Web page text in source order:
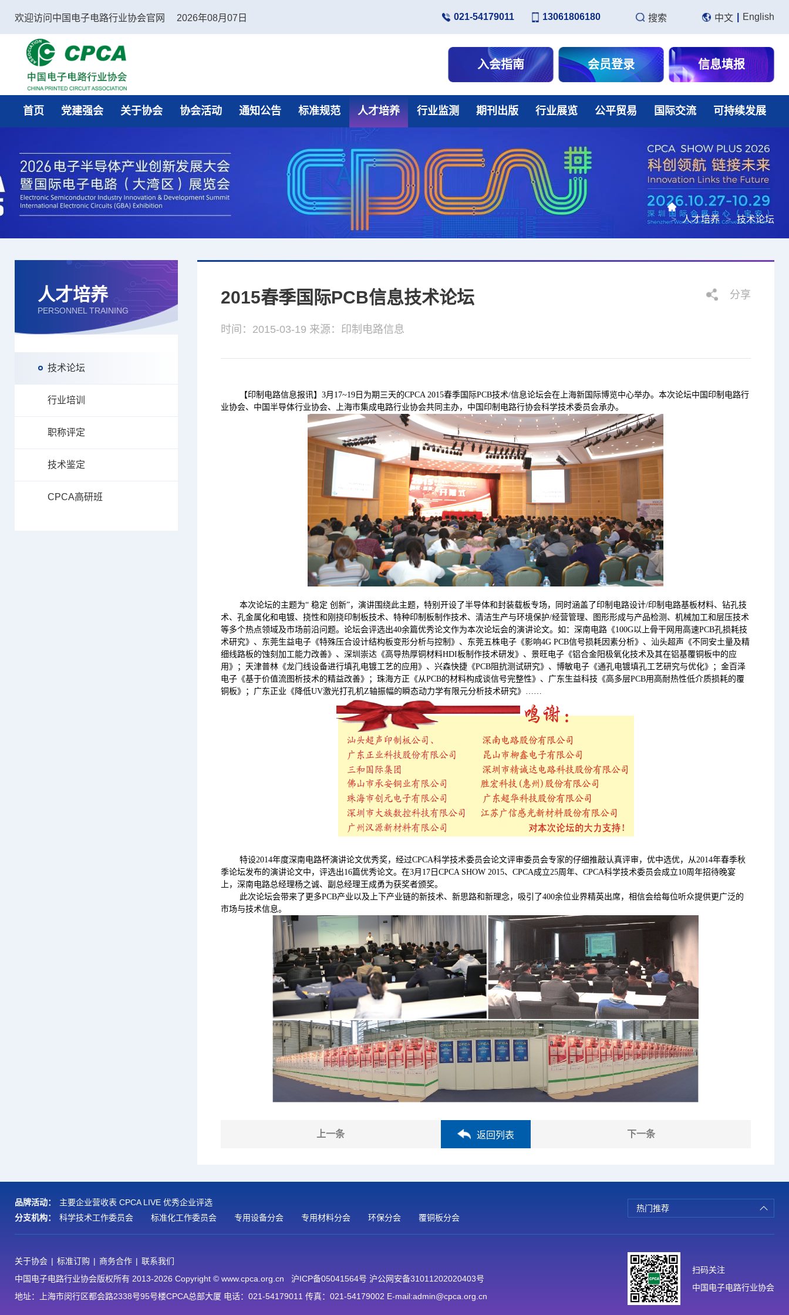
欢迎访问中国电子电路行业协会官网 2026年08月07日 021-54179011 13061806180 搜索 中文 English
中国电子电路行业协会
入会指南 会员登录 信息填报
首页 党建强会 关于协会 协会活动 通知公告 标准规范 人才培养 行业监测 期刊出版 行业展览 公平贸易 国际交流 可持续发展
> 人才培养 > 技术论坛
人才培养
PERSONNEL TRAINING
技术论坛
行业培训
职称评定
技术鉴定
CPCA高研班
2015春季国际PCB信息技术论坛 分享
时间：2015-03-19 来源：印制电路信息
【印制电路信息报讯】3月17~19日为期三天的CPCA 2015春季国际PCB技术/信息论坛会在上海新国际博览中心举办。本次论坛中国印制电路行
业协会、中国半导体行业协会、上海市集成电路行业协会共同主办，中国印制电路行协会科学技术委员会承办。
本次论坛的主题为“ 稳定 创新”，演讲围绕此主题，特别开设了半导体和封装载板专场，同时涵盖了印制电路设计/印制电路基板材料、钻孔技
术、孔金属化和电镀、挠性和刚挠印制板技术、特种印制板制作技术、清洁生产与环境保护/经营管理、图形形成与产品检测、机械加工和层压技术
等多个热点领域及市场前沿问题。论坛会评选出40余篇优秀论文作为本次论坛会的演讲论文。如：深南电路《100G以上骨干网用高速PCB孔损耗技
术研究》、东莞生益电子《特殊压合设计结构板变形分析与控制》、东莞五株电子《影响4G PCB信号损耗因素分析》、汕头超声《不同安土量及精
细线路板的蚀刻加工能力改善》、深圳崇达《高导热厚铜材料HDI板制作技术研发》、景旺电子《铝合金阳极氧化技术及其在铝基覆铜板中的应
用》；天津普林《龙门线设备进行填孔电镀工艺的应用》、兴森快捷《PCB阻抗测试研究》、博敏电子《通孔电镀填孔工艺研究与优化》；金百泽
电子《基于价值流图析技术的精益改善》；珠海方正《从PCB的材料构成谈信号完整性》、广东生益科技《高多层PCB用高耐热性低介质损耗的覆
铜板》；广东正业《降低UV激光打孔机Z轴振幅的瞬态动力学有限元分析技术研究》……
特设2014年度深南电路杯演讲论文优秀奖，经过CPCA科学技术委员会论文评审委员会专家的仔细推敲认真评审，优中选优，从2014年春季秋
季论坛发布的演讲论文中，评选出16篇优秀论文。在3月17日CPCA SHOW 2015、CPCA成立25周年、CPCA科学技术委员会成立10周年招待晚宴
上，深南电路总经理杨之诚、副总经理王成勇为获奖者颁奖。
此次论坛会带来了更多PCB产业以及上下产业链的新技术、新思路和新理念，吸引了400余位业界精英出席，相信会给每位听众提供更广泛的
市场与技术信息。
上一条 返回列表 下一条
品牌活动： 主要企业营收表 CPCA LIVE 优秀企业评选
分支机构：
科学技术工作委员会 标准化工作委员会 专用设备分会 专用材料分会 环保分会 覆铜板分会
热门推荐
关于协会 | 标准订购 | 商务合作 | 联系我们
中国电子电路行业协会版权所有 2013-2026 Copyright © www.cpca.org.cn 沪ICP备05041564号 沪公网安备31011202020403号
地址：上海市闵行区都会路2338号95号楼CPCA总部大厦 电话：021-54179011 传真：021-54179002 E-mail:admin@cpca.org.cn
扫码关注
中国电子电路行业协会